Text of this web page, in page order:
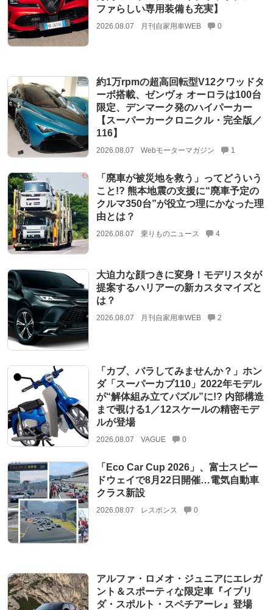
ファらしい専用装備も充実】
2026.08.07 月刊自家用車WEB 0
約1万rpmの超高回転型V12クワッドタ
ーボ搭載、ゼンヴォ オーロラは100台
限定、デンマーク発のハイパーカー
【スーパーカークロニクル・完全版／
116】
2026.08.07 Webモーターマガジン 1
「廃車が被災地を救う」ってどういう
こと!? 熊本地震の支援に“廃車予定の
クルマ350台”が役立つ理にかなった理
由とは？
2026.08.07 乗りものニュース 4
大迫力な顔つきに変身！モデリスタが
提案するハリアーの新カスタマイズと
は？
2026.08.07 月刊自家用車WEB 2
「カブ、バラしてみませんか？」ホン
ダ「スーパーカブ110」2022年モデル
が“解体組み立てパズル”に!? 内部構造
まで覗ける1／12スケールの精密モデ
ルが登場
2026.08.07 VAGUE 0
「Eco Car Cup 2026」、富士スピー
ドウェイで8月22日開催…電気自動車
クラス新設
2026.08.07 レスポンス 0
アルファ・ロメオ・ジュニアにエレガ
ント＆スポーティな限定車『イブリ
ダ・スポルト・スペチアーレ』登場